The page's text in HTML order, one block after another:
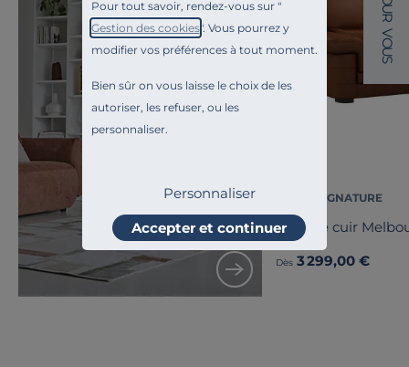
Pour tout savoir, rendez-vous sur "
Gestion des cookies". Vous pourrez y
modifier vos préférences à tout moment.
Bien sûr on vous laisse le choix de les
autoriser, les refuser, ou les
personnaliser.
Personnaliser
Accepter et continuer
Toute l'inspiration
Organic
CAMIF SIGNATURE
Canapé cuir
Dès 3 299,00 €
U
R
V
O
U
S